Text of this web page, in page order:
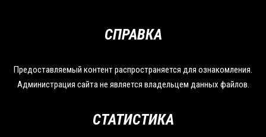
СПРАВКА
Предоставляемый контент распространяется для ознакомления.
Администрация сайта не является владельцем данных файлов.
СТАТИСТИКА